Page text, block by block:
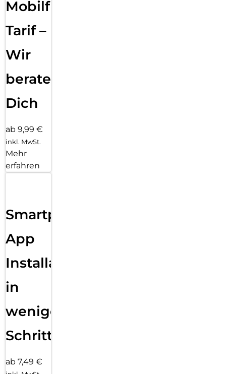
Mobilfunk
Tarif –
Wir
beraten
Dich
ab 9,99 €
inkl. MwSt.
Mehr
erfahren
Smartphone
App
Installation
in
wenigen
Schritten
ab 7,49 €